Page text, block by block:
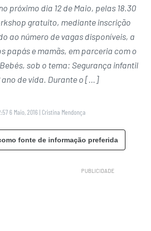
próximo dia 12 de Maio, pelas 18.30
gratuito, mediante inscrição
ao número de vagas disponíveis, a
papás e mamãs, em parceria com o
sob o tema: Segurança infantil
ano de vida. Durante o […]
6 Maio, 2016 | Cristina Mendonça
fonte de informação preferida